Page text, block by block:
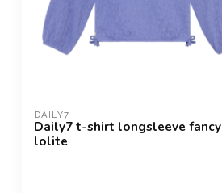
DAILY7
Daily7 t-shirt longsleeve fancy
lolite